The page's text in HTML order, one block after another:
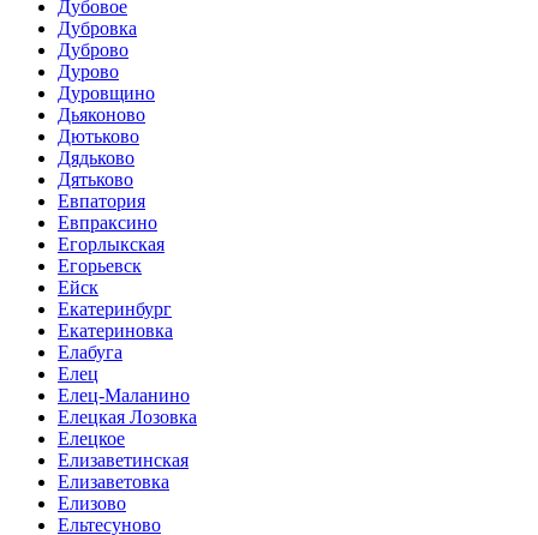
Дубовое
Дубровка
Дуброво
Дурово
Дуровщино
Дьяконово
Дютьково
Дядьково
Дятьково
Евпатория
Евпраксино
Егорлыкская
Егорьевск
Ейск
Екатеринбург
Екатериновка
Елабуга
Елец
Елец-Маланино
Елецкая Лозовка
Елецкое
Елизаветинская
Елизаветовка
Елизово
Ельтесуново